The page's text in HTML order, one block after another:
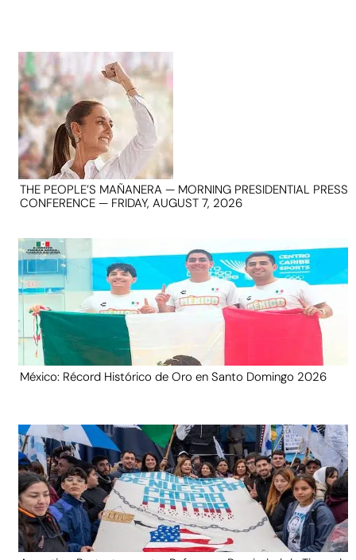
THE PEOPLE’S MAÑANERA — MORNING PRESIDENTIAL PRESS
CONFERENCE — FRIDAY, AUGUST 7, 2026
México: Récord Histórico de Oro en Santo Domingo 2026